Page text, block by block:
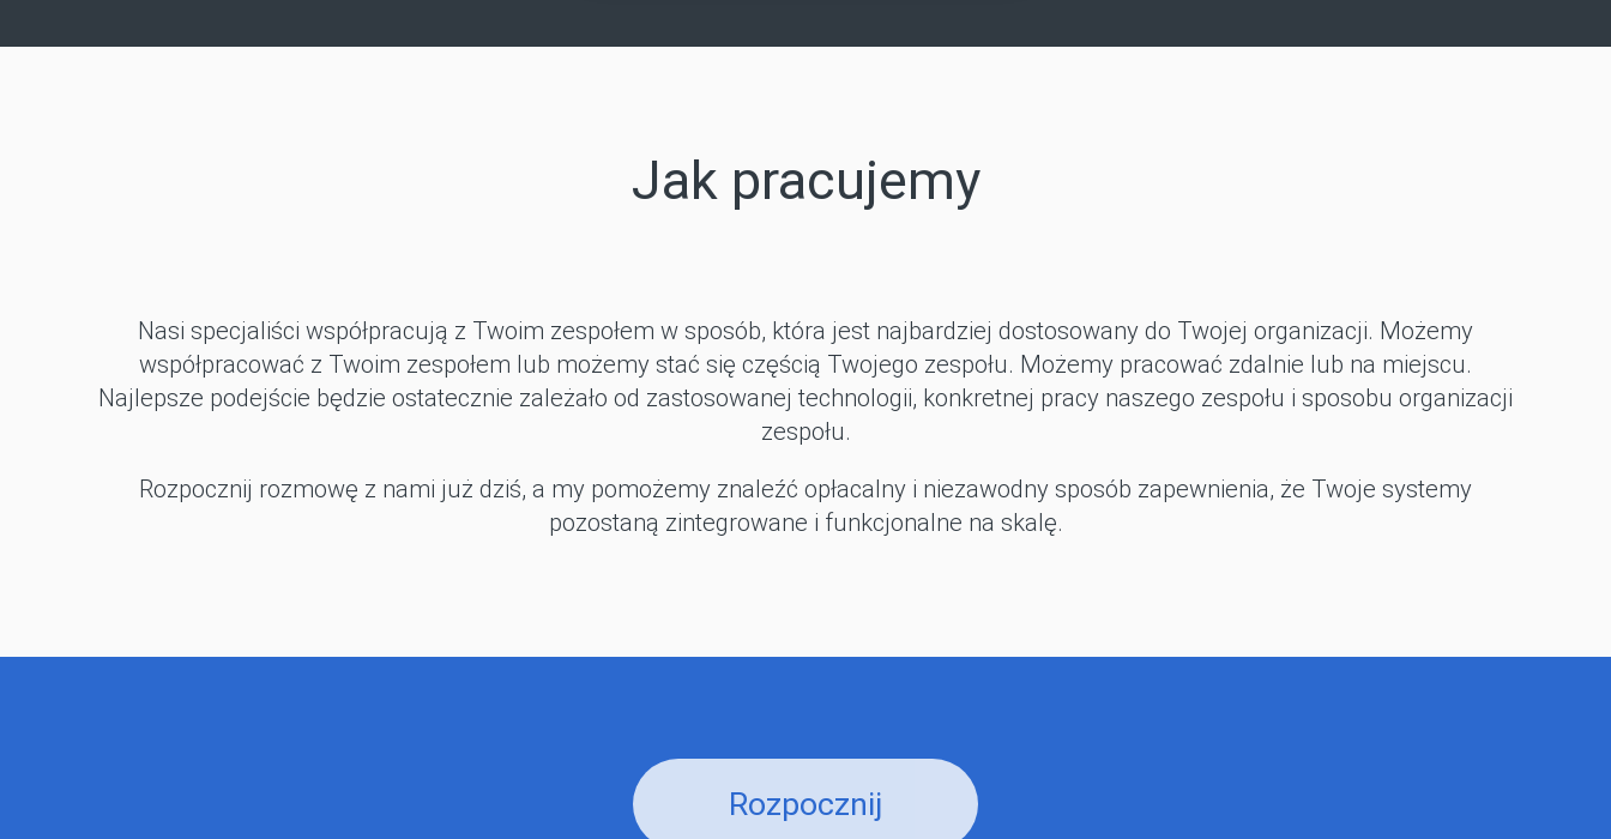
Jak pracujemy
Nasi specjaliści współpracują z Twoim zespołem w sposób, która jest najbardziej dostosowany do Twojej organizacji. Możemy
współpracować z Twoim zespołem lub możemy stać się częścią Twojego zespołu. Możemy pracować zdalnie lub na miejscu.
Najlepsze podejście będzie ostatecznie zależało od zastosowanej technologii, konkretnej pracy naszego zespołu i sposobu organizacji
zespołu.
Rozpocznij rozmowę z nami już dziś, a my pomożemy znaleźć opłacalny i niezawodny sposób zapewnienia, że Twoje systemy
pozostaną zintegrowane i funkcjonalne na skalę.
Rozpocznij